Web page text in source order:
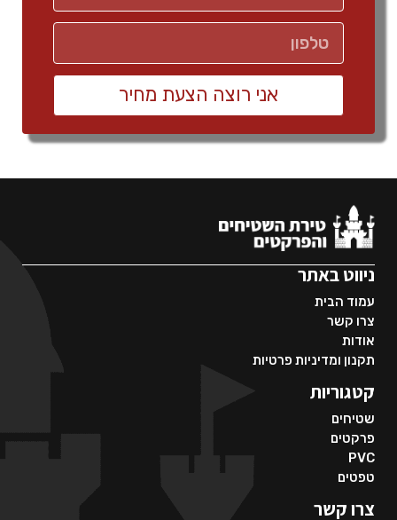
אני רוצה הצעת מחיר
ניווט באתר
עמוד הבית
צרו קשר
אודות
תקנון ומדיניות פרטיות
קטגוריות
שטיחים
פרקטים
PVC
טפטים
צרו קשר